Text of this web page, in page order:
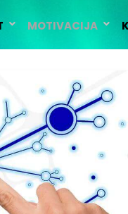
MOTIVACIJA